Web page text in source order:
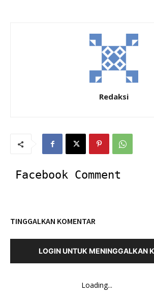
Redaksi
Facebook Comment
TINGGALKAN KOMENTAR
LOGIN UNTUK MENINGGALKAN
Loading...